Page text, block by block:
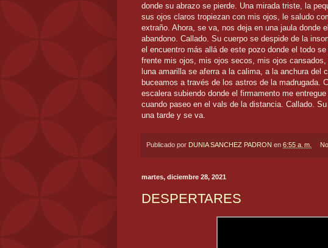
donde su abrazo se pierde. Una mirada triste, la
sus ojos claros tropiezan con mis ojos, le saludo
extraño. Ahora, se va, nos deja en una jaula donde
abandono. Callado. Su cuerpo se despide de la
el encuentro más allá de este pozo donde el todo
frente mis ojos, mis ojos secos, mis ojos
luna amarilla se aferra a la calima, a la anchura del
buceamos a través de los astros de la madrugada.
escalera subiendo donde el firmamento me
cuando paseo en el vals de la distancia. Callado.
una tarde y se va.
Publicado por DUNIA SANCHEZ PADRON en 6:55 a. m.
martes, diciembre 28, 2021
DESPERTARES